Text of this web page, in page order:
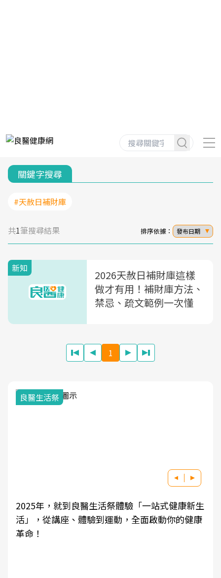
關鍵字搜尋
#天赦日補財庫
共1筆搜尋結果 排序依據： 發布日期
新知
2026天赦日補財庫這樣
做才有用！補財庫方法、
禁忌、疏文範例一次懂
1
我與健康韌性的距離
良醫健康網從「換季的身體變化」出發，透過醫
學觀點與日常感受的對話，建立對亞健康的認
知，進而引導實際的改善行動。